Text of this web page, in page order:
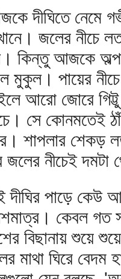
দীঘিতে নেমে
জলের নীচে
কিন্তু আজকে
মুকুল। পায়ের
আরো জোরে গিট্টু
সে কোনমতেই
শাপলার শেকড়
জলের নীচেই দমটা
দীঘির পাড়ে কেউ
কেবল গত
বিছানায় শুয়ে
মাথা ঘিরে বেদম